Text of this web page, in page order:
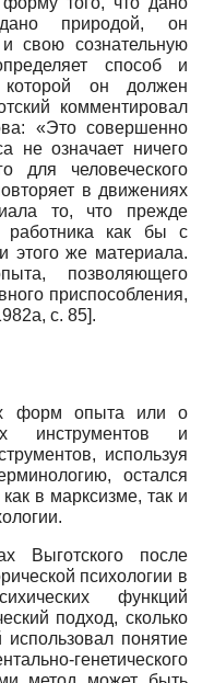
природой, он
свою сознательную
способ и
он должен
комментировал
«Это совершенно
не означает ничего
для человеческого
в движениях
то, что прежде
работника как бы с
этого же материала.
позволяющего
приспособления,
, с. 85].
форм опыта или о
инструментов и
используя
остался
в марксизме, так и
Выготского после
психологии в
функций
подход, сколько
понятие
генетического